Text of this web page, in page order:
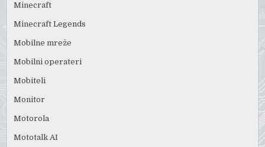
Minecraft
Minecraft Legends
Mobilne mreže
Mobilni operateri
Mobiteli
Monitor
Motorola
Mototalk AI